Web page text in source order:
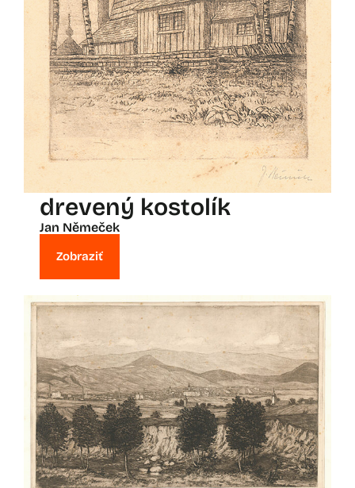
drevený kostolík
Jan Němeček
Zobraziť